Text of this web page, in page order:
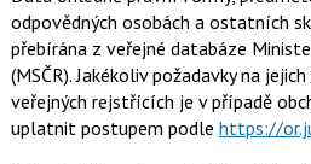
odpovědných osobách a ostatních
přebírána z veřejné databáze
(MSČR). Jakékoliv požadavky na
veřejných rejstřících je v případě
uplatnit postupem podle https://